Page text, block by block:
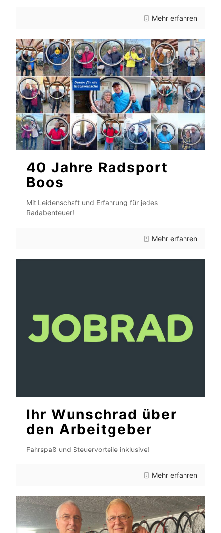
Mehr erfahren
40 Jahre Radsport
Boos
Mit Leidenschaft und Erfahrung für jedes
Radabenteuer!
Mehr erfahren
Ihr Wunschrad über
den Arbeitgeber
Fahrspaß und Steuervorteile inklusive!
Mehr erfahren